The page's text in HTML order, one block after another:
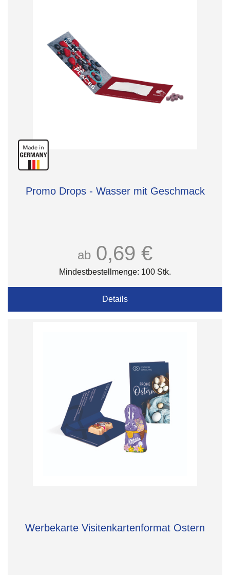
Promo Drops - Wasser mit Geschmack
ab 0,69 €
Mindestbestellmenge: 100 Stk.
Details
Werbekarte Visitenkartenformat Ostern